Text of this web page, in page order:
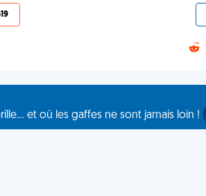
et où les gaffes ne sont jamais loin !